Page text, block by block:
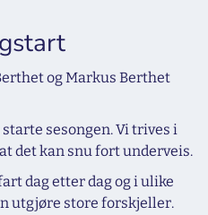
og Markus Berthet
sesongen. Vi trives i
det kan snu fort underveis.
dag etter dag og i ulike
utgjøre store forskjeller.